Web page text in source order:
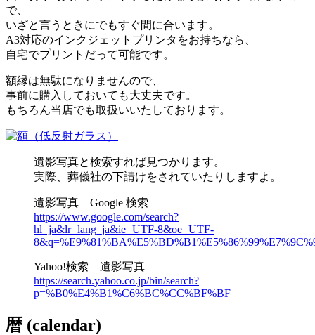
で、
いざと言うときにでもすぐ間に合います。
A3対応のインクジェットプリンタをお持ちなら、
自宅でプリントだって可能です。
額縁は無駄になりませんので、
事前に購入しておいても大丈夫です。
もちろん当店でも取扱いいたしております。
遺影写真と検索すれば見つかります。
実際、葬儀社の下請けをされていたりしますよ。
遺影写真 – Google 検索
https://www.google.com/search?
hl=ja&lr=lang_ja&ie=UTF-8&oe=UTF-
Yahoo!検索 – 遺影写真
https://search.yahoo.co.jp/bin/search?
p=%B0%E4%B1%C6%BC%CC%BF%BF
暦 (calendar)